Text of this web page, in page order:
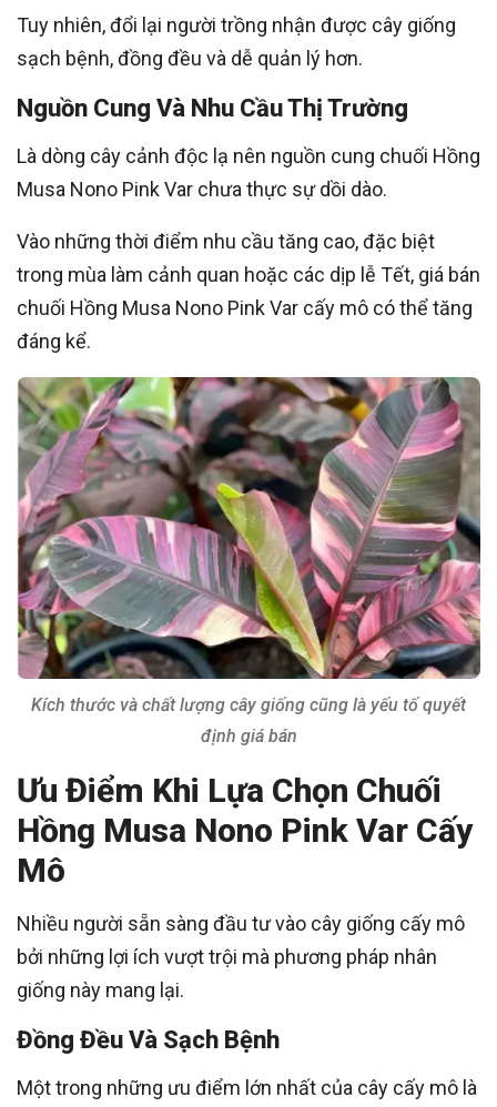
Tuy nhiên, đổi lại người trồng nhận được cây giống
sạch bệnh, đồng đều và dễ quản lý hơn.
Nguồn Cung Và Nhu Cầu Thị Trường
Là dòng cây cảnh độc lạ nên nguồn cung chuối Hồng
Musa Nono Pink Var chưa thực sự dồi dào.
Vào những thời điểm nhu cầu tăng cao, đặc biệt
trong mùa làm cảnh quan hoặc các dịp lễ Tết, giá bán
chuối Hồng Musa Nono Pink Var cấy mô có thể tăng
đáng kể.
Kích thước và chất lượng cây giống cũng là yếu tố quyết
định giá bán
Ưu Điểm Khi Lựa Chọn Chuối
Hồng Musa Nono Pink Var Cấy
Mô
Nhiều người sẵn sàng đầu tư vào cây giống cấy mô
bởi những lợi ích vượt trội mà phương pháp nhân
giống này mang lại.
Đồng Đều Và Sạch Bệnh
Một trong những ưu điểm lớn nhất của cây cấy mô là